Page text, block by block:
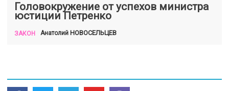
Головокружение от успехов министра
юстиции Петренко
ЗАКОН Анатолий НОВОСЕЛЬЦЕВ